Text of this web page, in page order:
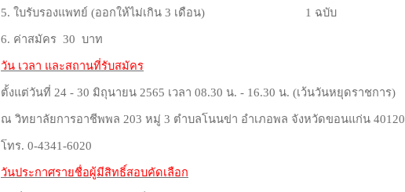
5. ใบรับรองแพทย์ (ออกให้ไม่เกิน 3 เดือน) 1 ฉบับ
6. ค่าสมัคร 30 บาท
วัน เวลา และสถานที่รับสมัคร
ตั้งแต่วันที่ 24 - 30 มิถุนายน 2565 เวลา 08.30 น. - 16.30 น. (เว้นวันหยุดราชการ)
ณ วิทยาลัยการอาชีพพล 203 หมู่ 3 ตำบลโนนข่า อำเภอพล จังหวัดขอนแก่น 40120
โทร. 0-4341-6020
วันประกาศรายชื่อผู้มีสิทธิ์สอบคัดเลือก